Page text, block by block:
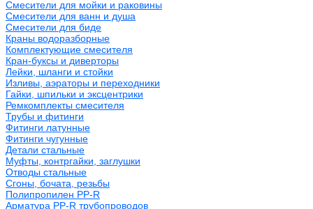
Смесители для мойки и раковины
Смесители для ванн и душа
Смесители для биде
Краны водоразборные
Комплектующие смесителя
Кран-буксы и диверторы
Лейки, шланги и стойки
Изливы, аэраторы и переходники
Гайки, шпильки и эксцентрики
Ремкомплекты смесителя
Трубы и фитинги
Фитинги латунные
Фитинги чугунные
Детали стальные
Муфты, контргайки, заглушки
Отводы стальные
Сгоны, бочата, резьбы
Полипропилен PP-R
Арматура PP-R трубопроводов